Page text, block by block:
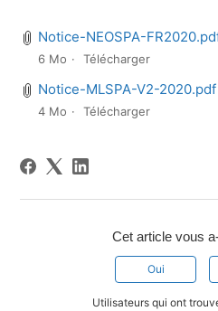
Notice-NEOSPA-
6 Mo Télécharger
Notice-MLSPA-V2-2020.pdf
4 Mo Télécharger
Cet article vous
Oui
Utilisateurs qui ont